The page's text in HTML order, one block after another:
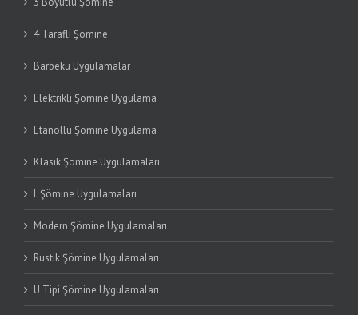
4 Taraflı Şömine
Barbekü Uygulamalar
Elektrikli Şömine Uygulama
Etanollü Şömine Uygulama
Klasik Şömine Uygulamaları
L Şömine Uygulamaları
Modern Şömine Uygulamaları
Rustik Şömine Uygulamaları
U Tipi Şömine Uygulamaları